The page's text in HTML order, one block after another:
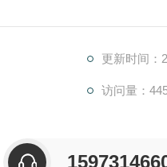
更新时间：
访问量：